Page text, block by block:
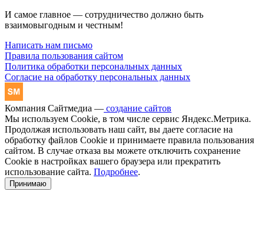
И самое главное — сотрудничество должно быть
взаимовыгодным и честным!
Написать нам письмо
Правила пользования сайтом
Политика обработки персональных данных
Согласие на обработку персональных данных
Компания Сайтмедиа — создание сайтов
Мы используем Cookie, в том числе сервис Яндекс.Метрика.
Продолжая использовать наш сайт, вы даете согласие на
обработку файлов Cookie и принимаете правила пользования
сайтом. В случае отказа вы можете отключить сохранение
Cookie в настройках вашего браузера или прекратить
использование сайта. Подробнее.
Принимаю